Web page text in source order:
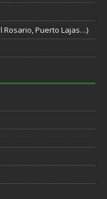
Rosario, Puerto Lajas…)